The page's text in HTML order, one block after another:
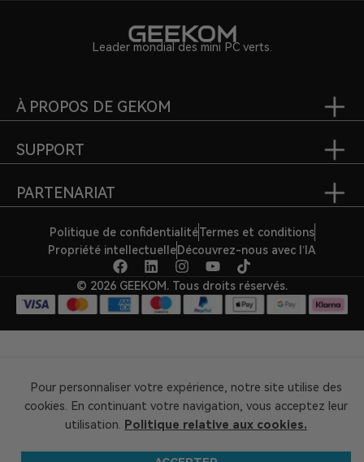
Leader mondial des mini PC verts.
À PROPOS DE GEKOM
SUPPORT
PARTENARIAT
Politique de confidentialitéTermes et conditions
Propriété intellectuelleDécouvrez-nous avec l’IA
© 2026 GEEKOM. Tous droits réservés.
Pour personnaliser votre expérience, notre site utilise des
cookies. En continuant votre navigation, vous acceptez leur
utilisation. Politique relative aux cookies.